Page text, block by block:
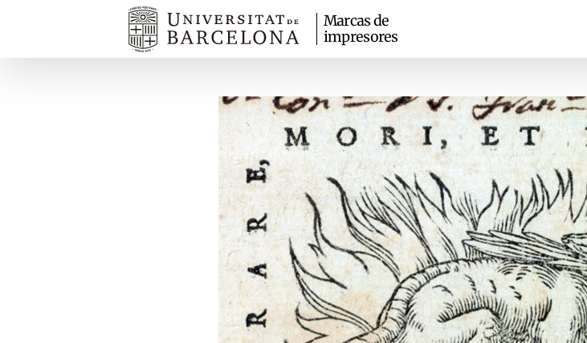
Marcas de
impresores